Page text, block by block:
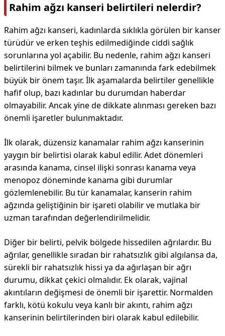
Rahim ağzı kanseri belirtileri nelerdir?
Rahim ağzı kanseri, kadınlarda sıklıkla görülen bir kanser
türüdür ve erken teşhis edilmediğinde ciddi sağlık
sorunlarına yol açabilir. Bu nedenle, rahim ağzı kanseri
belirtilerini bilmek ve bunları zamanında fark edebilmek
büyük bir önem taşır. İlk aşamalarda belirtiler genellikle
hafif olup, bazı kadınlar bu durumdan haberdar
olmayabilir. Ancak yine de dikkate alınması gereken bazı
önemli işaretler bulunmaktadır.
İlk olarak, düzensiz kanamalar rahim ağzı kanserinin
yaygın bir belirtisi olarak kabul edilir. Adet dönemleri
arasında kanama, cinsel ilişki sonrası kanama veya
menopoz döneminde kanama gibi durumlar
gözlemlenebilir. Bu tür kanamalar, kanserin rahim
ağzında geliştiğinin bir işareti olabilir ve mutlaka bir
uzman tarafından değerlendirilmelidir.
Diğer bir belirti, pelvik bölgede hissedilen ağrılardır. Bu
ağrılar, genellikle sıradan bir rahatsızlık gibi algılansa da,
sürekli bir rahatsızlık hissi ya da ağırlaşan bir ağrı
durumu, dikkat çekici olmalıdır. Ek olarak, vajinal
akıntıların değişmesi de önemli bir işarettir. Normalden
farklı, kötü kokulu veya kanlı bir akıntı, rahim ağzı
kanserinin belirtilerinden biri olarak kabul edilebilir.